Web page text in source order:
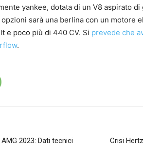
yankee, dotata di un V8 aspirato
sarà una berlina con un motore
e poco più di 440 CV. Si prevede che
.
2023: Dati tecnici
Crisi